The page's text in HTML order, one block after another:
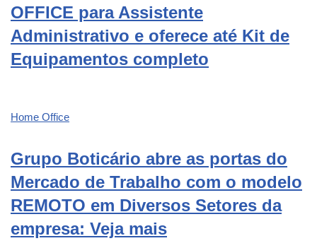
OFFICE para Assistente
Administrativo e oferece até Kit de
Equipamentos completo
Home Office
Grupo Boticário abre as portas do
Mercado de Trabalho com o modelo
REMOTO em Diversos Setores da
empresa: Veja mais